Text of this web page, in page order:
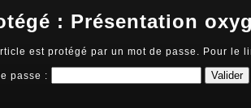
: Présentation
est protégé par un mot de passe. Pour le
passe :